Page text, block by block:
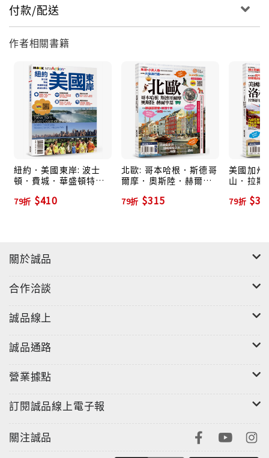
魚尾獅到底是什麼樣的生物，在新加坡哪些地方看得
到？
在新加坡喝咖啡，為什麼有這麼多看不懂的英文單字，
到了新加坡該吃些什麼？該買些什麼？整個行程才算完
整？
有時間的細細研究，沒時間的直接看重點，就是這麼方
便。
◎ 到新加坡玩，為什麼要買這本書？
因為必玩景點解析得超詳盡。
因為裡面的資訊與提醒超實用。
因為重點整理超清楚。
因為它能讓你輕而易舉就成為新加坡達人。
付款/配送
作者相關書籍
紐約．美國東岸: 波士
頓．費城．華盛頓特
79折 $410
北歐: 哥本哈根．斯德哥
爾摩．奧斯陸．赫爾辛
79折 $315
美國加州
山．拉斯
79折
關於誠品
合作洽談
誠品線上
誠品通路
營業據點
訂閱誠品線上電子報
關注誠品